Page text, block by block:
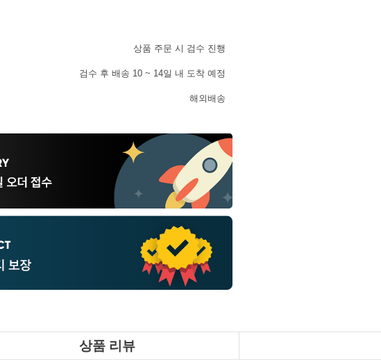
상품 주문 시 검수 진행
검수 후 배송 10 ~ 14일 내 도착 예정
해외배송
상품 리뷰